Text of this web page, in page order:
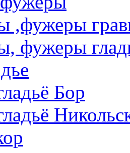
,фужеры
фужеры
Бор